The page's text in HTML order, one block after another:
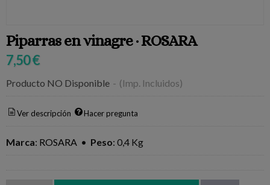
Piparras en vinagre · ROSARA
7,50 €
Producto NO Disponible - (Imp. Incluidos)
Ver descripción Hacer pregunta
Marca: ROSARA • Peso: 0,4 Kg